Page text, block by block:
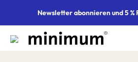
springenNewsletter abonnieren und 5 %